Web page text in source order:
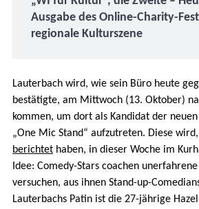
Ausgabe des Online-Charity-
regionale Kulturszene
Lauterbach wird, wie sein Büro heute
bestätigte, am Mittwoch (13. Oktober)
kommen, um dort als Kandidat der
„One Mic Stand“ aufzutreten. Diese
berichtet haben, in dieser Woche im
Idee: Comedy-Stars coachen
versuchen, aus ihnen Stand-up-
Lauterbachs Patin ist die 27-jährige